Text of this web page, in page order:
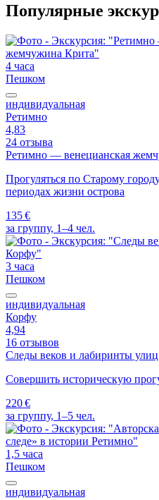
Популярные
4 часа
Пешком
индивидуальная
Ретимно
4,83
24 отзыва
Ретимно — венецианская
Прогуляться по Старому
периодах жизни острова
135 €
за группу, 1–4 чел.
3 часа
Пешком
индивидуальная
Корфу
4,94
16 отзывов
Следы веков и лабиринты
Совершить историческую
220 €
за группу, 1–5 чел.
1,5 часа
Пешком
индивидуальная